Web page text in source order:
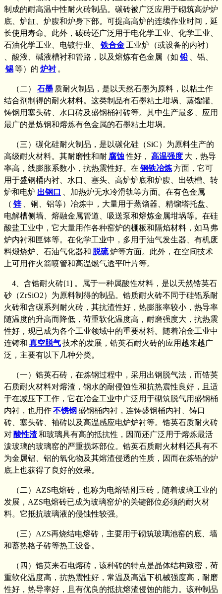
制成的耐高温中性耐火砖制品。碳砖被广泛应用于砌筑高炉炉
底、炉缸、炉腹和炉身下部。可提高高炉的连续作业时间，延
长使用寿命。此外，碳砖还广泛用于电化学工业、化学工业、
石油化学工业、电镀行业、
铁合金 工业炉（或设备的内衬）
、酸液、碱液槽衬和管路，以及熔炼有色金属（如 铅
、铝、
锡等）的 炉衬 。
（二） 石墨 质耐火制品，是以天然石墨为原料，以粘土作
结合剂制得的耐火材料。这类制品有石墨粘土坩埚、蒸馏罐、
铸钢用塞头砖、水口砖及盛钢桶衬砖等。其中生产最多、应用
最广的是炼钢和熔炼有色金属的石墨粘土坩埚。
（三）碳化硅耐火制品，是以碳化硅（SiC）为原料生产的
高级耐火材料。其耐磨性和耐 腐蚀 性好， 高温强度 大，热导
率高，线膨胀系数小，抗热震性好。在 钢铁冶炼方面，它可
用于盛钢桶内衬、水口、塞头、高炉炉底和炉腹、出铁槽、转
炉和电炉 出钢口
、加热炉无水冷滑轨等方面。在有色金属
（ 锌
、铜、铝等）冶炼中，大量用于蒸馏器、精馏塔托盘、
电解槽侧墙、熔融金属管道、吸送泵和熔炼金属坩埚等。在硅
酸盐工业中，它大量用作各种窑炉的棚板和隔焰材料，如马弗
炉内衬和匣钵等。在化学工业中，多用于油气发生器、有机废
料煅烧炉、石油气化器和 脱硫炉等方面。此外，在空间技术
上可用作火箭喷管和高温燃气透平叶片等。
4、含锆耐火砖[1] 。属于一种属酸性材料，是以天然锆英石
砂（ZrSiO2）为原料制得的制品。锆质耐火砖不同于硅铝系耐
火砖和含碳系列耐火砖，其抗渣性好，热膨胀率较小，热导率
随温度的升高而降低，荷重软化温度高，耐磨强度大，抗热震
性好，现已成为各个工业领域中的重要材料。随着冶金工业中
连铸和 真空脱气技术的发展，锆英石耐火砖的应用越来越广
泛，主要有以下几种分类。
（一）锆英石砖，在炼钢过程中，采用出钢脱气法，而锆英
石质耐火材料对熔渣，钢水的耐侵蚀性和抗热震性良好，且适
于在减压下工作，它在冶金工业中广泛用于砌筑脱气用盛钢桶
内衬，也用作不锈钢 盛钢桶内衬，连铸盛钢桶内衬、铸口
砖、塞头砖、袖砖以及高温感应电炉炉衬等。锆英石质耐火砖
对酸性渣和玻璃具有高的抵抗性，因而还广泛用于熔炼最活
泼玻璃的玻璃窑的严重损坏部位。锆英石质耐火材料还具有不
为金属铝、铝的氧化物及其熔渣侵透的性质，因而在炼铝的炉
底上也获得了良好的效果。
（二）AZS电熔砖，也称为电熔锆刚玉砖，随着玻璃工业的
发展，AZS电熔砖已成为玻璃窑炉的关键部位必须的耐火材
料。它抵抗玻璃液的侵蚀性较强。
（三）AZS再烧结电熔砖，主要用于砌筑玻璃池窑的底、墙
和蓄热格子砖等热工设备。
（四）锆莫来石电熔砖，该种砖的特点是晶体结构致密，荷
重软化温度高，抗热震性好，常温及高温下机械强度高，耐磨
性好，热导率好，且有优良的抵抗熔渣侵蚀的能力。该种制品